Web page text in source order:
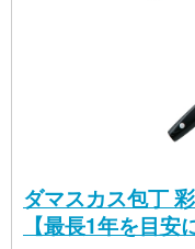
ダマスカス包丁
【最長1年を目安